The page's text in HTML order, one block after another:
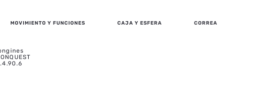
MOVIMIENTO Y FUNCIONES CAJA Y ESFERA CORREA